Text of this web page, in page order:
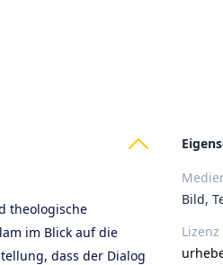
theologische
im Blick auf die
dass der Dialog
Bild,
Lizenz